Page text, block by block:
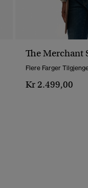
The Merchant
Flere Farger
Kr 2.499,00